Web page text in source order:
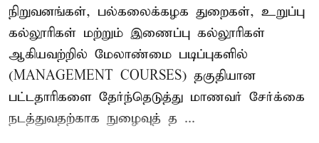
நிறுவனங்கள், பல்கலைக்கழக துறைகள், உறுப்பு
கல்லூரிகள் மற்றும் இணைப்பு கல்லூரிகள்
ஆகியவற்றில் மேலாண்மை படிப்புகளில்
(MANAGEMENT COURSES) தகுதியான
பட்டதாரிகளை தேர்ந்தெடுத்து மாணவர் சேர்க்கை
நடத்துவதற்காக நுழைவுத் த ...